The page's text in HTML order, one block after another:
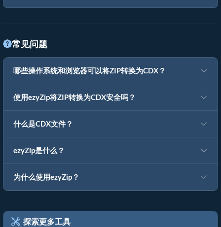
常见问题
哪些操作系统和浏览器可以将ZIP转换为CDX？
使用ezyZip将ZIP转换为CDX安全吗？
什么是CDX文件？
ezyZip是什么？
为什么使用ezyZip？
探索更多工具